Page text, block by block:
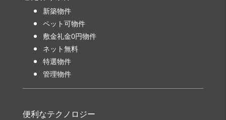
新築物件
ペット可物件
敷金礼金0円物件
ネット無料
特選物件
管理物件
便利なテクノロジー